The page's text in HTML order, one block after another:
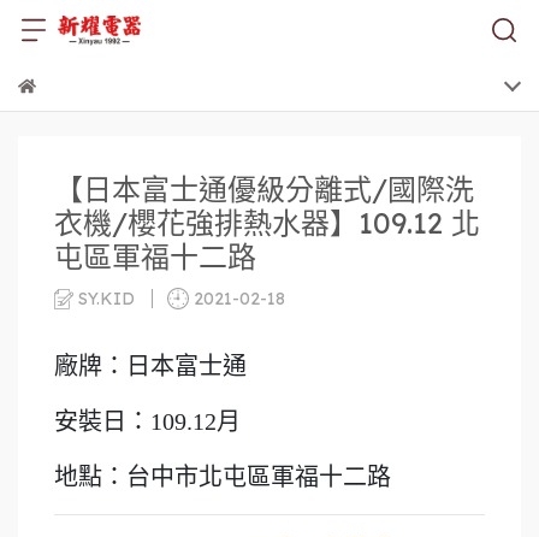
【日本富士通優級分離式/國際洗
衣機/櫻花強排熱水器】109.12 北
屯區軍福十二路
SY.KID 2021-02-18
廠牌：日本富士通
安裝日：109.12月
地點：台中市北屯區軍福十二路